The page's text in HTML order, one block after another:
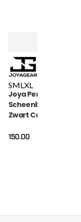
SMLXL
Joya Performance
Scheenbeschermers
Zwart Carbon
150.00